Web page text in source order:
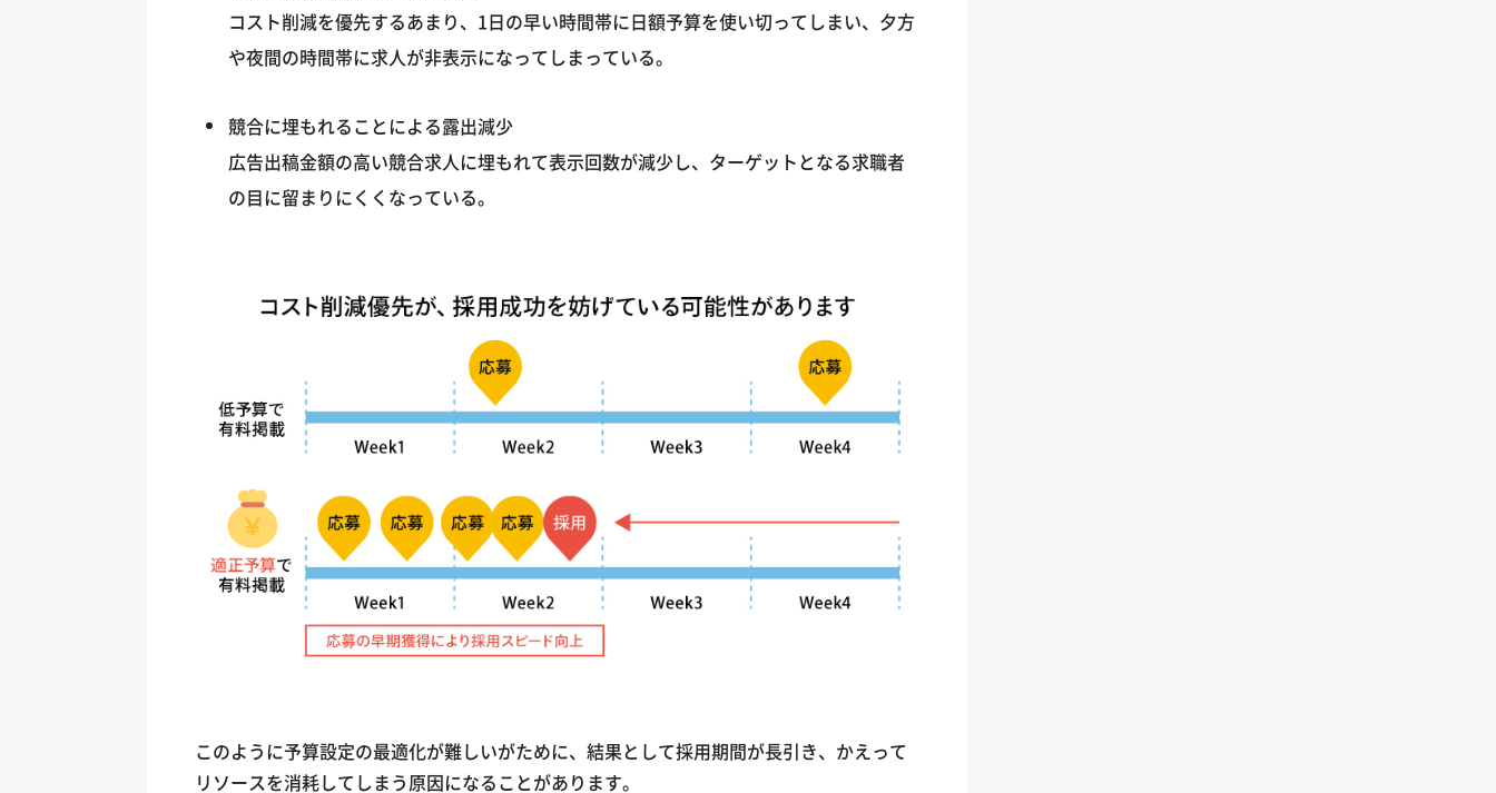
コスト削減を優先するあまり、1日の早い時間帯に日額予算を使い切ってしまい、夕方
や夜間の時間帯に求人が非表示になってしまっている。
競合に埋もれることによる露出減少
広告出稿金額の高い競合求人に埋もれて表示回数が減少し、ターゲットとなる求職者
の目に留まりにくくなっている。
このように予算設定の最適化が難しいがために、結果として採用期間が長引き、かえって
リソースを消耗してしまう原因になることがあります。